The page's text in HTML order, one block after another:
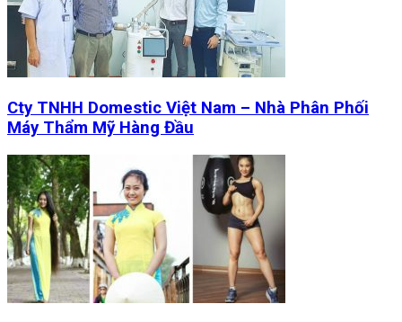
Cty TNHH Domestic Việt Nam – Nhà Phân Phối
Máy Thẩm Mỹ Hàng Đầu